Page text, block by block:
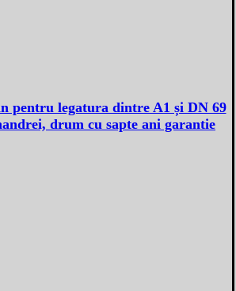
pentru legatura dintre A1 și DN 69
drum cu sapte ani garantie